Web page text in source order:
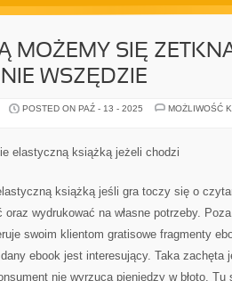
MOŻEMY SIĘ
WSZĘDZIE
POSTED ON PAŹ - 13 - 2025
MOŻLIWOŚĆ
elastyczną książką jeżeli chodzi
książką jeśli gra toczy się o
wydrukować na własne potrzeby.
swoim klientom gratisowe fragmenty
ebook jest interesujący. Taka zachęta
nie wyrzuca pieniędzy w błoto.